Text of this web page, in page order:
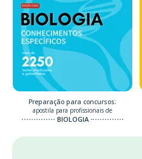
Preparação para concursos:
apostila para profissionais de
BIOLOGIA